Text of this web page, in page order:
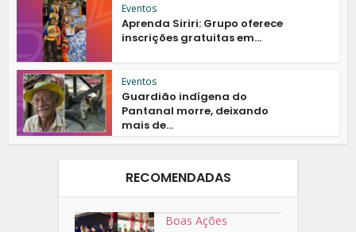
Eventos
Aprenda Siriri: Grupo oferece
inscrições gratuitas em...
Eventos
Guardião indígena do
Pantanal morre, deixando
mais de...
RECOMENDADAS
Boas Ações